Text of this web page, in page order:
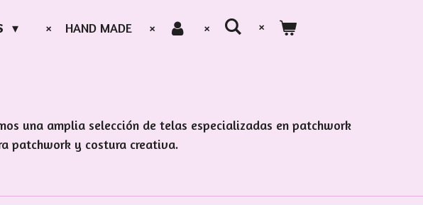
HAND MADE
una amplia selección de telas especializadas en patchwork
patchwork y costura creativa.